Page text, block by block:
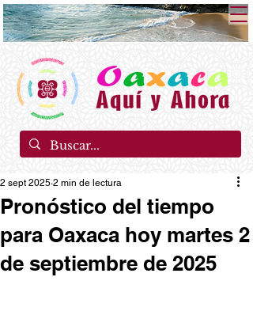
Pronóstico del tiempo
para Oaxaca hoy martes 2
de septiembre de 2025
2 sept 2025 2 min de lectura